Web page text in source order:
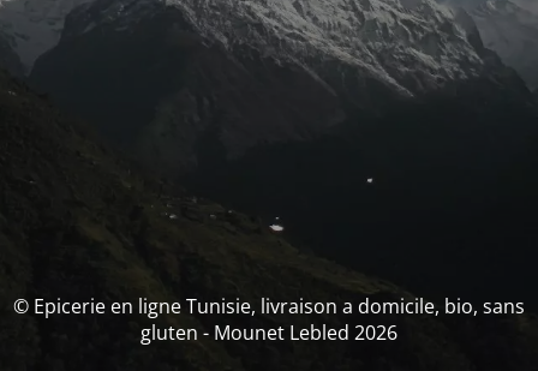
© Epicerie en ligne Tunisie, livraison a domicile, bio, sans
gluten - Mounet Lebled 2026